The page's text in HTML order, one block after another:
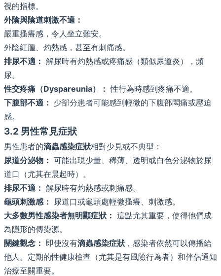
視的指標。
外陰與陰道刺激不適：
嚴重搔癢感，令人坐立難安。
外陰紅腫、灼熱感，甚至有刺痛感。
排尿不適： 解尿時有灼熱感或疼痛感（類似尿道炎），頻
尿。
性交疼痛（Dyspareunia）： 性行為時感到疼痛不適。
下腹部不適： 少部分患者可能感到輕微的下腹部悶痛或壓迫
感。
3.2 男性常見症狀
男性患者的滴蟲感染症狀相對少見或不典型：
尿道分泌物： 可能出現少量、稀薄、透明或白色分泌物於尿
道口（尤其在晨起時）。
排尿不適： 解尿時有灼熱感或刺痛感。
龜頭刺激感：
尿道口或龜頭處輕微搔癢、刺激感。
大多數男性感染者無明顯症狀： 這點尤其重要，使得他們成
為隱形的傳染源。
關鍵觀念： 即使沒有滴蟲感染症狀 ，感染者依然可以傳播給
他人。定期的性健康檢查（尤其是有風險行為者）和伴侶通知
治療至關重要。